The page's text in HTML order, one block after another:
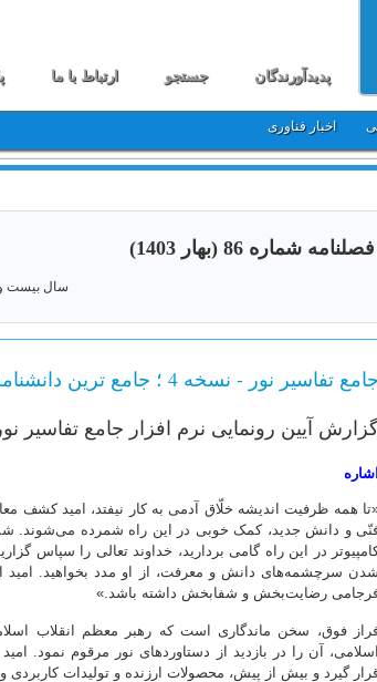
پدیدآورندگان جستجو ارتباط با ما
اخبار فناوری
فصلنامه شماره 86 (بهار 1403)
سال بیست و
جامع تفاسیر نور - نسخه 4 ؛ جامع ترین دانشنامه قرآن پژوهی هوشمند
آیین رونمایی نرم افزار جامع تفاسیر
اشاره
همه ظرفیت اندیشه خلّاق آدمی به کار نیفتد، امید کشف
و دانش جدید، کمک خوبی در این راه شمرده می‌شوند. شما
در این راه گامی بردارید، خداوند تعالی را سپاس‌
شدن سرچشمه‌های دانش و معرفت، از او مدد بخواهید. امید
رضایت‌بخش و شفابخش داشته باشد.»
فوق، سخن ماندگاری است که رهبر معظم انقلاب
اسلامی، آن را در بازدید از دستاوردهای نور مرقوم نمود.
گیرد و بیش از پیش، محصولات ارزنده و تولیدات کاربردی